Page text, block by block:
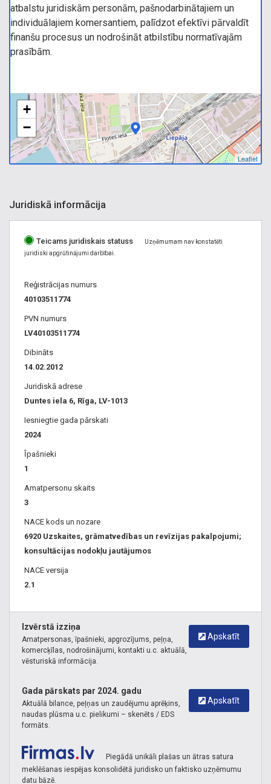
atbalstu juridiskām personām, pašnodarbinātajiem un
individuālajiem komersantiem, palīdzot efektīvi pārvaldīt
finanšu procesus un nodrošināt atbilstību normatīvajām
prasībām.
+
−
Leaflet
Juridiskā informācija
Teicams juridiskais statuss
Uzņēmumam nav konstatēti
juridiski apgrūtinājumi darbībai.
Reģistrācijas numurs
40103511774
PVN numurs
LV40103511774
Dibināts
14.02.2012
Juridiskā adrese
Duntes iela 6, Rīga, LV-1013
Iesniegtie gada pārskati
2024
Īpašnieki
1
Amatpersonu skaits
3
NACE kods un nozare
6920 Uzskaites, grāmatvedības un revīzijas pakalpojumi;
konsultācijas nodokļu jautājumos
NACE versija
2.1
Apskatīt
Izvērstā izziņa
Amatpersonas, īpašnieki, apgrozījums, peļņa,
komercķīlas, nodrošinājumi, kontakti u.c. aktuālā,
vēsturiskā informācija.
Apskatīt
Gada pārskats par 2024. gadu
Aktuālā bilance, peļņas un zaudējumu aprēķins,
naudas plūsma u.c. pielikumi – skenēts / EDS
formāts.
Piegādā unikāli plašas un ātras satura
meklēšanas iespējas konsolidētā juridisko un faktisko uzņēmumu
datu bāzē.